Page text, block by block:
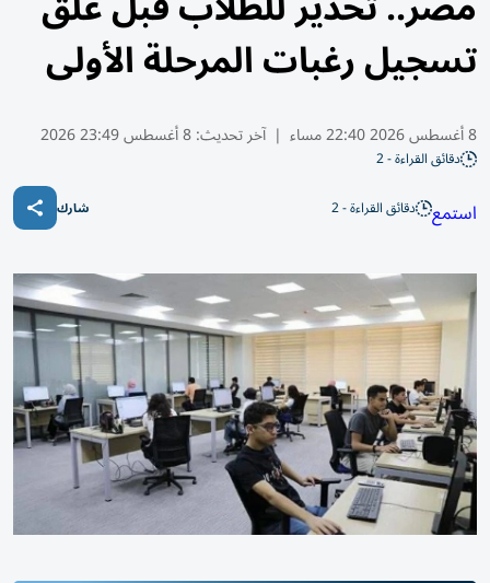
تسجيل رغبات المرحلة الأولى
8 أغسطس 2026 22:40 مساء | آخر تحديث:8 أغسطس 23:49 2026
دقائق القراءة - 2
استمع دقائق القراءة - 2 شارك